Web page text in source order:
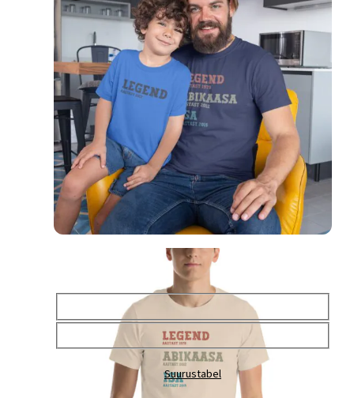
Personaliseeritav T-särk isale “Legend. Abikaasa. Isa.”
29,90
Suurustabel
Personaliseeri